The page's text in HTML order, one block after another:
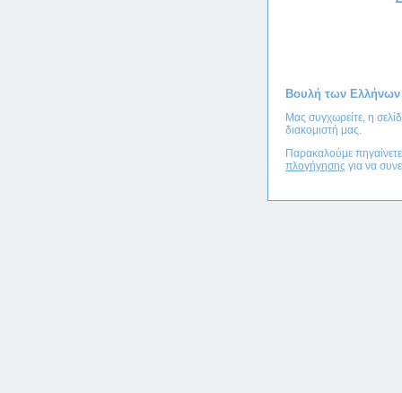
Βουλή των Ελλήνων
Μας συγχωρείτε, η
διακομιστή μας.
Παρακαλούμε
πλογήγησης για να